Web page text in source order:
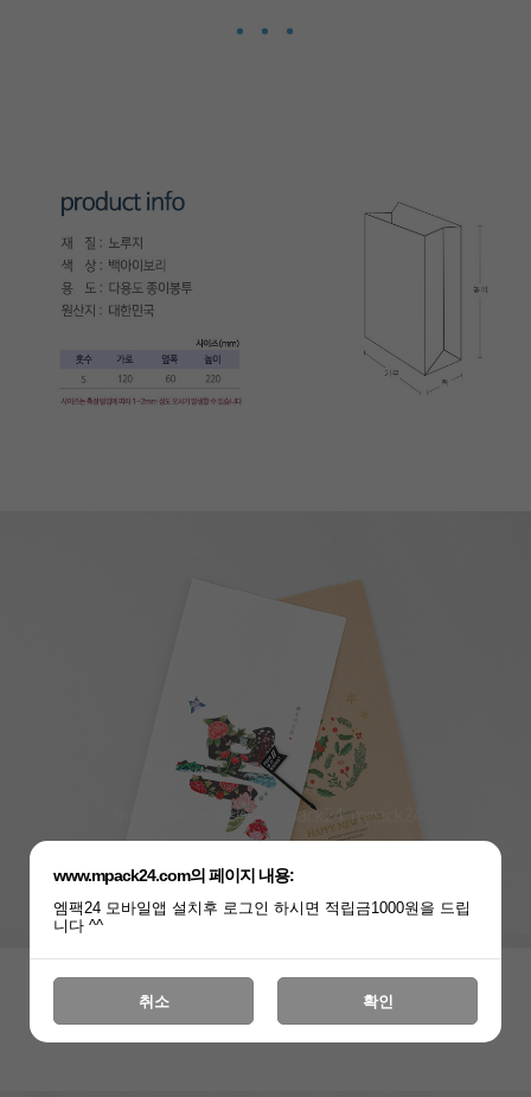
www.mpack24.com의 페이지 내용:
엠팩24 모바일앱 설치후 로그인 하시면 적립금1000원을 드립
니다 ^^
취소 확인